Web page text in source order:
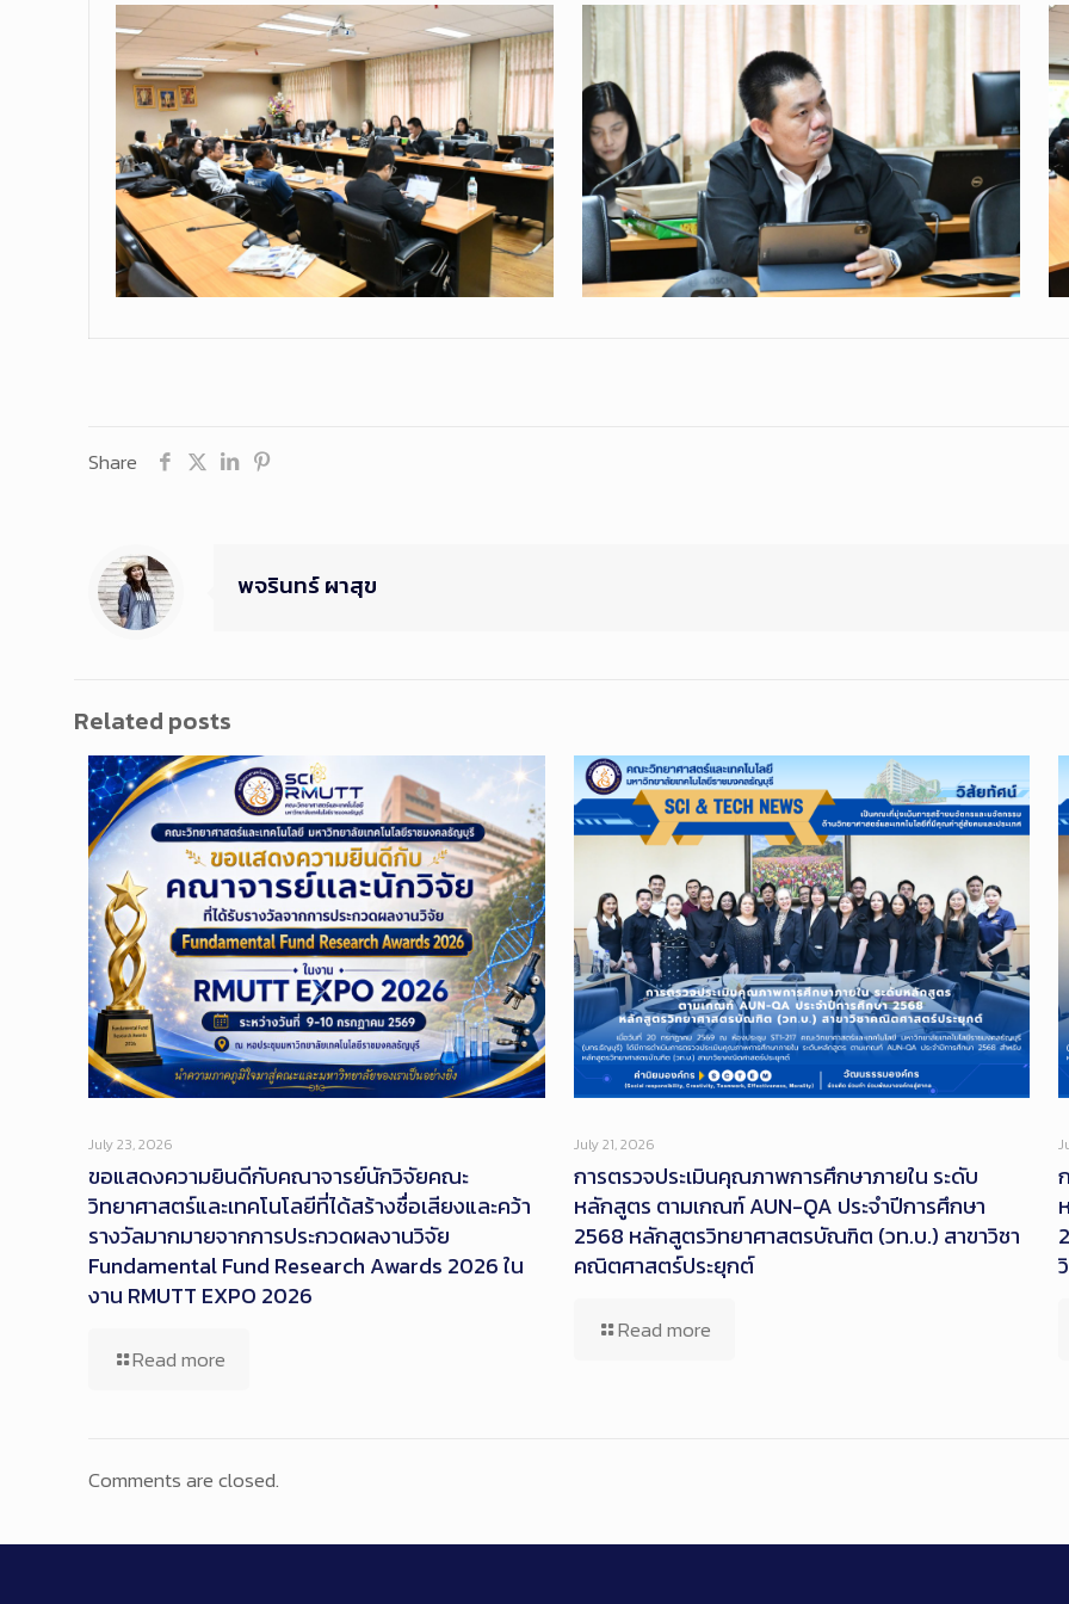
Share
พจรินทร์ ผาสุข
Related posts
July 23, 2026
ขอแสดงความยินดีกับคณาจารย์นักวิจัยคณะ
วิทยาศาสตร์และเทคโนโลยีที่ได้สร้างชื่อเสียงและคว้า
รางวัลมากมายจากการประกวดผลงานวิจัย
Fundamental Fund Research Awards 2026 ใน
งาน RMUTT EXPO 2026
Read more
July 21, 2026
การตรวจประเมินคุณภาพการศึกษาภายใน ระดับ
หลักสูตร ตามเกณฑ์ AUN-QA ประจำปีการศึกษา
2568 หลักสูตรวิทยาศาสตรบัณฑิต (วท.บ.) สาขาวิชา
คณิตศาสตร์ประยุกต์
Read more
Comments are closed.